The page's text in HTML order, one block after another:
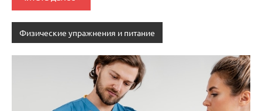
Физические упражнения и питание